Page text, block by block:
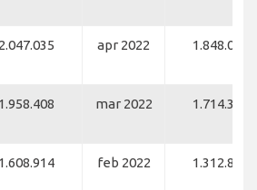
2.047.035 apr 2022 1.848.099
1.958.408 mar 2022 1.714.319
1.608.914 feb 2022 1.312.842